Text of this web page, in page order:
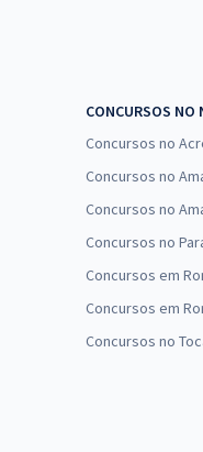
CONCURSOS NO
Concursos no
Concursos no
Concursos no
Concursos no
Concursos em
Concursos em
Concursos no